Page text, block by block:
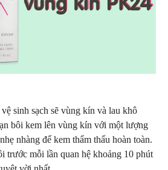
sinh sạch sẽ vùng kín và lau khô
bôi kem lên vùng kín với một lượng
nhàng để kem thẩm thấu hoàn toàn.
trước mỗi lần quan hệ khoảng 10 phút